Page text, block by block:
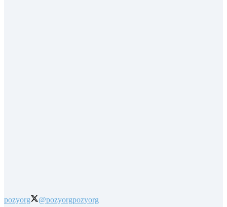
pozyorg @pozyorgpozyorg